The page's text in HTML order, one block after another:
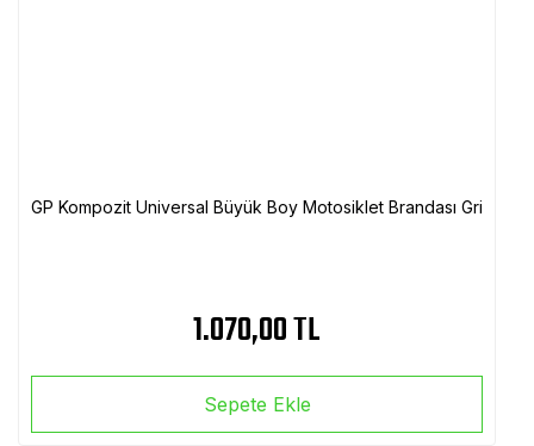
GP Kompozit Universal Büyük Boy Motosiklet Brandası Gri
1.070,00 TL
Sepete Ekle